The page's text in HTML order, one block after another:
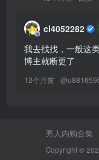
cl4052282
我去找找，一般这
博主就断更了
12个月前 @
秀人内购合集
Copyright ©